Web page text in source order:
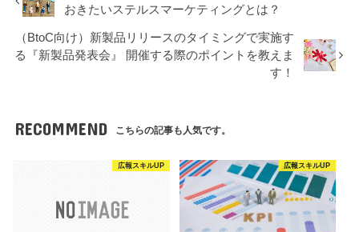
おきたいステルスマーケティングとは？
（BtoC向け）新製品リリースのタイミングで実施す
る『新製品発表会』 開催する際のポイントを教えま
す！
RECOMMEND こちらの記事も人気です。
広報スキルUP 広報スキルUP